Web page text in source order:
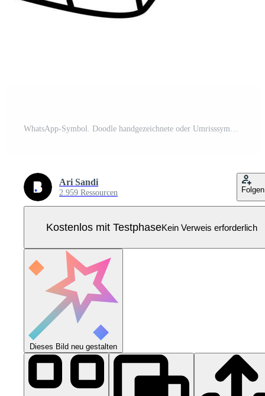
WhatsApp-Symbol. Doodle handgezeichnete oder Umrisssymbolstil Pro Vektor
Ari Sandi
2.959 Ressourcen Folgen
Kostenlos mit TestphaseKein Verweis erforderlich
Dieses Bild neu gestalten